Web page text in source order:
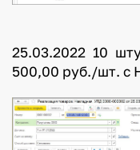
25.03.2022 10
500,00 руб./шт. с